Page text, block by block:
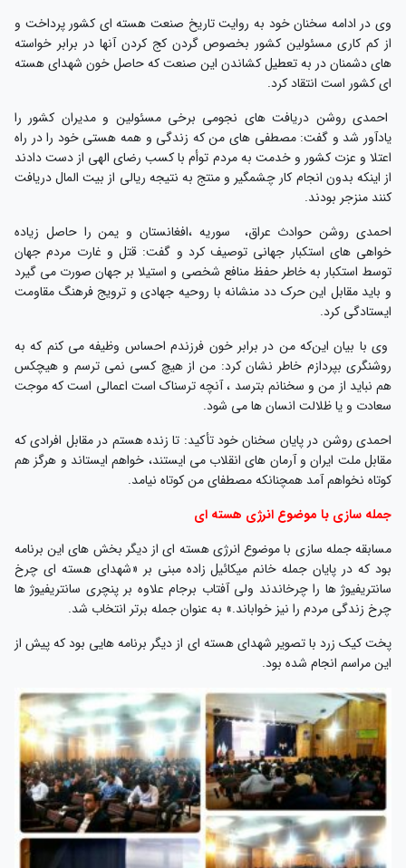
وی در ادامه سخنان خود به روایت تاریخ صنعت هسته ای کشور پرداخت و
از کم کاری مسئولین کشور بخصوص گردن کج کردن آنها در برابر خواسته
های دشمنان در به تعطیل کشاندن این صنعت که حاصل خون شهدای هسته
ای کشور است انتقاد کرد.
احمدی روشن دریافت های نجومی برخی مسئولین و مدیران کشور را
یادآور شد و گفت: مصطفی های من که زندگی و همه هستی خود را در راه
اعتلا و عزت کشور و خدمت به مردم توأم با کسب رضای الهی از دست دادند
از اینکه بدون انجام کار چشمگیر و منتج به نتیجه ریالی از بیت المال دریافت
کنند منزجر بودند.
احمدی روشن حوادث عراق، سوریه ،افغانستان و یمن را حاصل زیاده
خواهی های استکبار جهانی توصیف کرد و گفت: قتل و غارت مردم جهان
توسط استکبار به خاطر حفظ منافع شخصی و استیلا بر جهان صورت می گیرد
و باید مقابل این حرک دد منشانه با روحیه جهادی و ترویج فرهنگ مقاومت
ایستادگی کرد.
وی با بیان این‌که من در برابر خون فرزندم احساس وظیفه می کنم که به
روشنگری بپردازم خاطر نشان کرد: من از هیچ کسی نمی ترسم و هیچکس
هم نباید از من و سخنانم بترسد ، آنچه ترسناک است اعمالی است که موجت
سعادت و یا ظلالت انسان ها می شود.
احمدی روشن در پایان سخنان خود تأکید: تا زنده هستم در مقابل افرادی که
مقابل ملت ایران و آرمان های انقلاب می ایستند، خواهم ایستاند و هرگز هم
کوتاه نخواهم آمد همچنانکه مصطفای من کوتاه نیامد.
جمله سازی با موضوع انرژی هسته ای
مسابقه جمله سازی با موضوع انرژی هسته ای از دیگر بخش های این برنامه
بود که در پایان جمله خانم میکائیل زاده مبنی بر «شهدای هسته ای چرخ
سانتریفیوژ ها را چرخاندند ولی آفتاب برجام علاوه بر پنچری سانتریفیوژ ها
چرخ زندگی مردم را نیز خواباند.» به عنوان جمله برتر انتخاب شد.
پخت کیک زرد با تصویر شهدای هسته ای از دیگر برنامه هایی بود که پیش از
این مراسم انجام شده بود.